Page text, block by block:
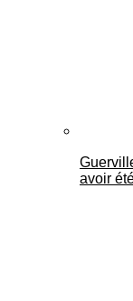
avoir